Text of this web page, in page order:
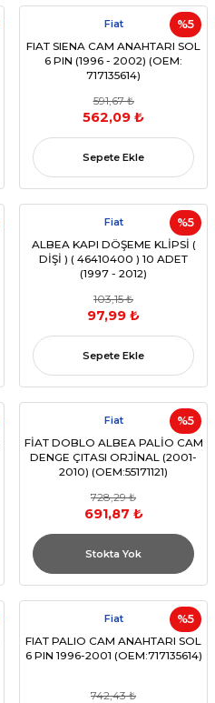
%5
Fiat
FIAT SIENA CAM ANAHTARI SOL
6 PIN (1996 - 2002) (OEM:
717135614)
591,67 ₺
562,09 ₺
Sepete Ekle
%5
Fiat
ALBEA KAPI DÖŞEME KLİPSİ (
DİŞİ ) ( 46410400 ) 10 ADET
(1997 - 2012)
103,15 ₺
97,99 ₺
Sepete Ekle
%5
Fiat
FİAT DOBLO ALBEA PALİO CAM
DENGE ÇITASI ORJİNAL (2001-
2010) (OEM:55171121)
728,29 ₺
691,87 ₺
Stokta Yok
%5
Fiat
FIAT PALIO CAM ANAHTARI SOL
6 PIN 1996-2001 (OEM:717135614)
742,43 ₺